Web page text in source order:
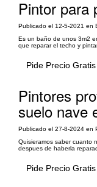
Pintor para
Publicado el 12-5-2021 en
Es un baño de unos 3m2
que reparar el techo y
Pide Precio Gratis
Pintores
suelo nave
Publicado el 27-8-2024 en
Quisieramos saber cuanto
despues de haberla
Pide Precio Gratis